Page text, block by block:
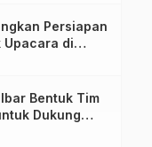
Persiapan
Upacara di
Bentuk Tim
Dukung
di